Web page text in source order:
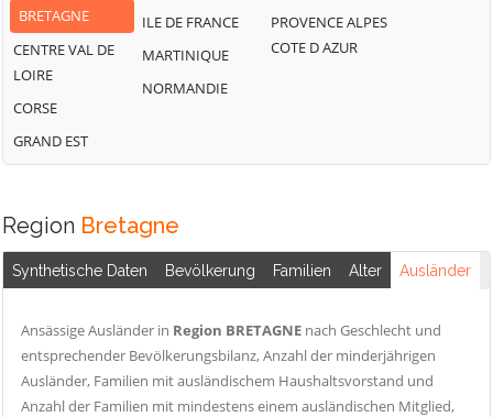
BRETAGNE
CENTRE VAL DE
LOIRE
CORSE
GRAND EST
ILE DE FRANCE
MARTINIQUE
NORMANDIE
PROVENCE ALPES
COTE D AZUR
Region Bretagne
Synthetische Daten Bevölkerung Familien Alter Ausländer
Ansässige Ausländer in Region BRETAGNE nach Geschlecht und
entsprechender Bevölkerungsbilanz, Anzahl der minderjährigen
Ausländer, Familien mit ausländischem Haushaltsvorstand und
Anzahl der Familien mit mindestens einem ausländischen Mitglied,